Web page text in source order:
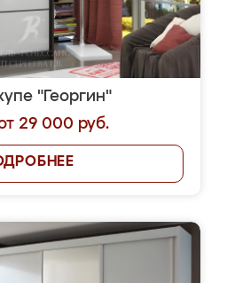
"Георгин"
29 000 руб.